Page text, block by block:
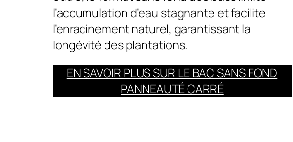
l’accumulation d’eau stagnante et facilite
l’enracinement naturel, garantissant la
longévité des plantations.
EN SAVOIR PLUS SUR LE BAC SANS FOND
PANNEAUTÉ CARRÉ